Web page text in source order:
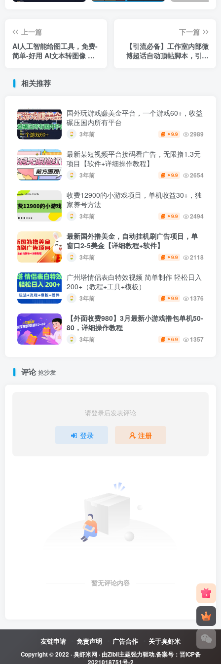
上一篇
AI人工智能给图工具，免费-
简单-好用 AI文本转图像 海
下一篇
【引流必备】工作室内部微
博超话自动顶帖脚本，引流
相关推荐
国外玩游戏赚美金平台，一个游戏60+，收益
碾压国内所有平台
3年前 ￥9.9 2989
最新某短视频平台接码看广告，无限撸1.3元
项目【软件+详细操作教程】
3年前 ￥9.9 2654
收费12900的小游戏项目，单机收益30+，独
家养号方法
3年前 ￥9.9 2494
最新国外撸美金，自动挂机刷广告项目，单
窗口2-5美金【详细教程+软件】
3年前 ￥9.9 2118
广州塔情侣表白特效视频 简单制作 轻松日入
200+（教程+工具+模板）
3年前 ￥9.9 1376
【外面收费980】3月最新小游戏撸包单机50-
80，详细操作教程
3年前 ￥6.9 1357
评论抢沙发
请登录后发表评论
登录 注册
暂无评论内容
友链申请 免责声明 广告合作 关于臭虾米
Copyright © 2022 ·臭虾米网· 由Zibll主题强力驱动.备案号： 晋ICP备
2021018751号-2